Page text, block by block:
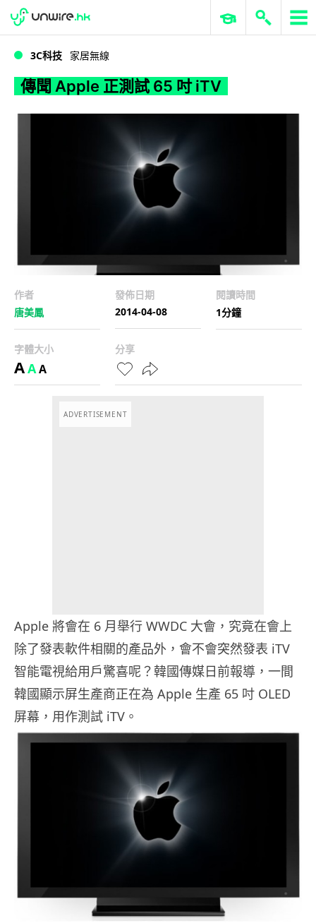
傳聞 Apple 正測試 65 吋 iTV
WWDC 2026 ERP 與商業 AI
3C科技 家居無線
傳聞 Apple 正測試 65 吋 iTV
作者
唐美鳳
發佈日期
2014-04-08
閱讀時間
1分鐘
字體大小
AAA
分享
ADVERTISEMENT
Apple 將會在 6 月舉行 WWDC 大會，究竟在會上
除了發表軟件相關的產品外，會不會突然發表 iTV
智能電視給用戶驚喜呢？韓國傳媒日前報導，一間
韓國顯示屏生產商正在為 Apple 生產 65 吋 OLED
屏幕，用作測試 iTV。